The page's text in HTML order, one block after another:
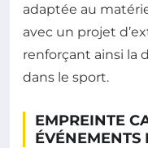
adaptée au
avec un projet
renforçant ainsi la
dans le sport.
EMPREINTE
ÉVÉNEMENTS